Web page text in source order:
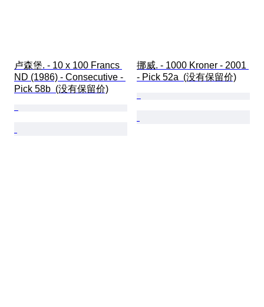
卢森堡. - 10 x 100 Francs
ND (1986) - Consecutive -
Pick 58b  (没有保留价)
挪威. - 1000 Kroner - 2001
- Pick 52a  (没有保留价)